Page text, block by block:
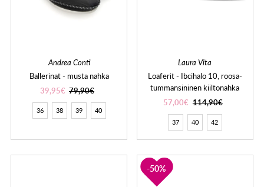
Andrea Conti
Ballerinat - musta nahka
39,95€ 79,90€
36 38 39 40
Laura Vita
Loaferit - Ibcihalo 10, roosa-
tummansininen kiiltonahka
57,00€ 114,90€
37 40 42
50%